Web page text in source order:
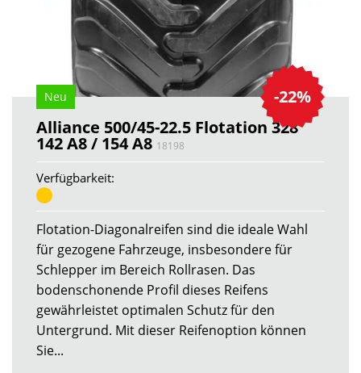
-22%
Neu
Alliance 500/45-22.5 Flotation 328
142 A8 / 154 A8 18198
Verfügbarkeit:
Flotation-Diagonalreifen sind die ideale Wahl
für gezogene Fahrzeuge, insbesondere für
Schlepper im Bereich Rollrasen. Das
bodenschonende Profil dieses Reifens
gewährleistet optimalen Schutz für den
Untergrund. Mit dieser Reifenoption können
Sie...